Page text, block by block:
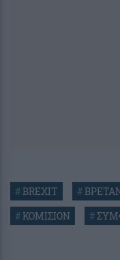
#BREXIT #
#ΚΟΜΙΣΙΟΝ #